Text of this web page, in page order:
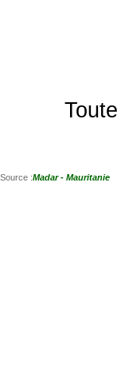
Source :Madar - Mauritanie